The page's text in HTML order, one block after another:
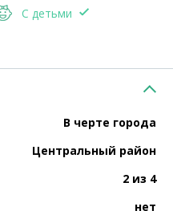
С детьми
В черте города
Центральный район
2 из 4
нет